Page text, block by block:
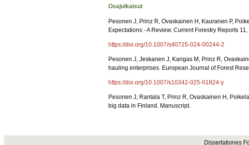
Osajulkaisut
Pesonen J, Prinz R, Ovaskainen H, Kauranen P,
Expectations - A Review. Current Forestry Reports
https://doi.org/10.1007/s40725-024-00244-2
Pesonen J, Jeskanen J, Kangas M, Prinz R,
hauling enterprises. European Journal of Forest
https://doi.org/10.1007/s10342-025-01824-y
Pesonen J, Rantala T, Prinz R, Ovaskainen H,
big data in Finland. Manuscript.
Dissertationes